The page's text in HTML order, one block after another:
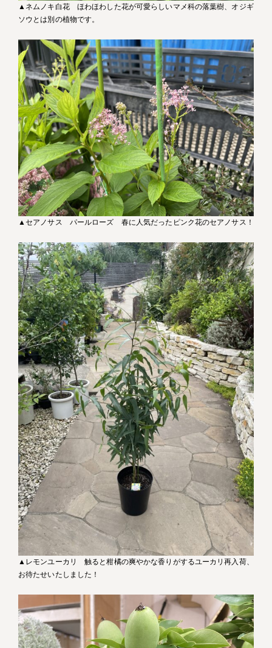
▲ネムノキ白花 ほわほわした花が可愛らしいマメ科の落葉樹、オジギ
ソウとは別の植物です。
▲セアノサス パールローズ 春に人気だったピンク花のセアノサス！
▲レモンユーカリ 触ると柑橘の爽やかな香りがするユーカリ再入荷、
お待たせいたしました！